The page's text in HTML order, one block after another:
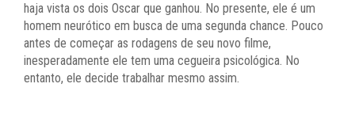
haja vista os dois Oscar que ganhou. No presente, ele é um
homem neurótico em busca de uma segunda chance. Pouco
antes de começar as rodagens de seu novo filme,
inesperadamente ele tem uma cegueira psicológica. No
entanto, ele decide trabalhar mesmo assim.